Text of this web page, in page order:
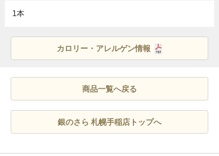
1本
カロリー・アレルゲン情報
商品一覧へ戻る
銀のさら 札幌手稲店トップへ